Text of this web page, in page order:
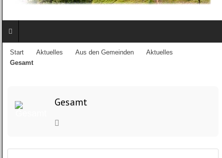
Start Aktuelles Aus den Gemeinden
Aktuelles
Gesamt
Gesamt